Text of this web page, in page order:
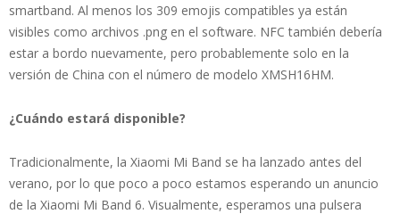
smartband. Al menos los 309 emojis compatibles ya están
visibles como archivos .png en el software. NFC también debería
estar a bordo nuevamente, pero probablemente solo en la
versión de China con el número de modelo XMSH16HM.
¿Cuándo estará disponible?
Tradicionalmente, la Xiaomi Mi Band se ha lanzado antes del
verano, por lo que poco a poco estamos esperando un anuncio
de la Xiaomi Mi Band 6. Visualmente, esperamos una pulsera